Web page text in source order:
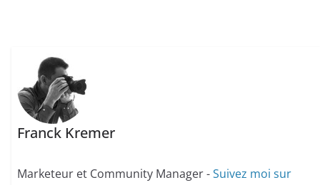
Franck Kremer
Marketeur et Community Manager -Suivez moi sur